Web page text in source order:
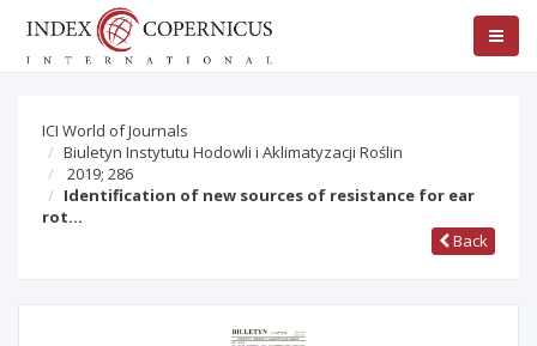
ICI World of Journals
Biuletyn Instytutu Hodowli i Aklimatyzacji Roślin
2019; 286
Identification of new sources of resistance for ear
rot…
Back